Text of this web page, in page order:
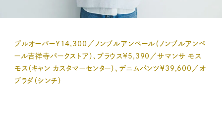
プルオーバー¥14,300／ノンブルアンペール（ノンブルアンペ
ール吉祥寺パークストア）、ブラウス¥5,390／サマンサ モス
モス（キャン カスタマーセンター）、デニムパンツ¥39,600／オ
ブラダ（シンチ）